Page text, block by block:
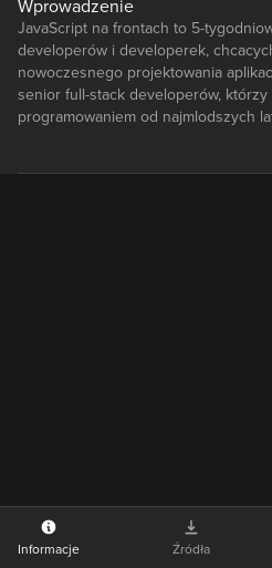
Wprowadzenie
JavaScript na frontach to 5-
developerów i developerek,
nowoczesnego projektowania
senior full-stack developerów,
programowaniem od najmlodszych
Informacje Źródła